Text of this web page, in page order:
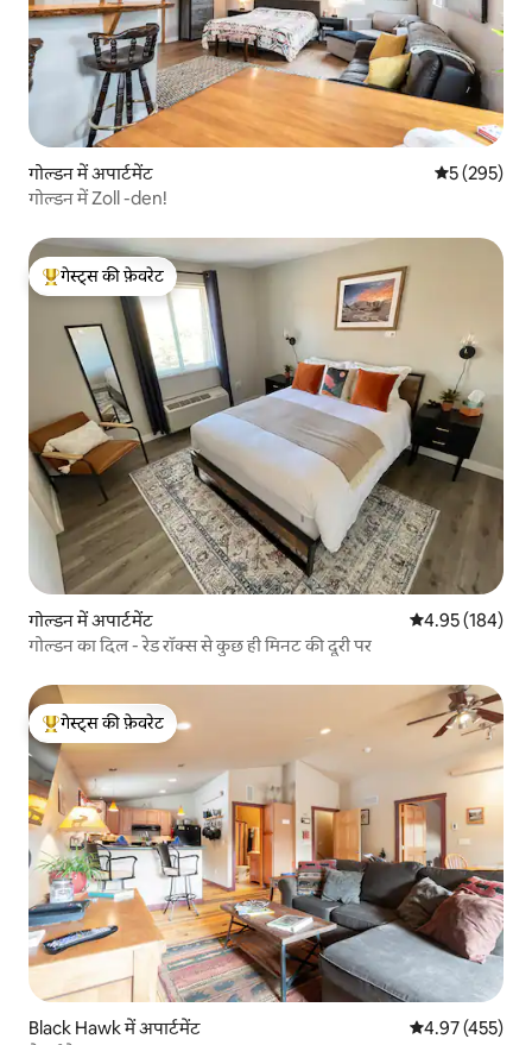
गोल्डन में अपार्टमेंट औसत रेटिंग 5
5 (295)
गोल्डन में Zoll -den!
गेस्ट्स का टॉप फ़ेवरेट
गेस्ट्स की फ़ेवरेट
गोल्डन में अपार्टमेंट औसत रेटिंग 5 में से
4.95 (184)
गोल्डन का दिल - रेड रॉक्स से कुछ ही मिनट की दूरी पर
गेस्ट्स का टॉप फ़ेवरेट
गेस्ट्स की फ़ेवरेट
Black Hawk में अपार्टमेंट औसत रेटिंग 5 में से
4.97 (455)